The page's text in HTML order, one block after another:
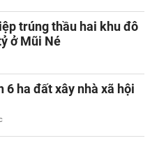
trúng thầu hai khu đô
ở Mũi Né
6 ha đất xây nhà xã hội